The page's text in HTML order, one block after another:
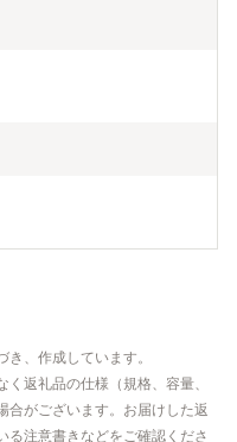
、作成しています。
返礼品の仕様（規格、容量、
合がございます。お届けした返
る注意書きなどをご確認くださ